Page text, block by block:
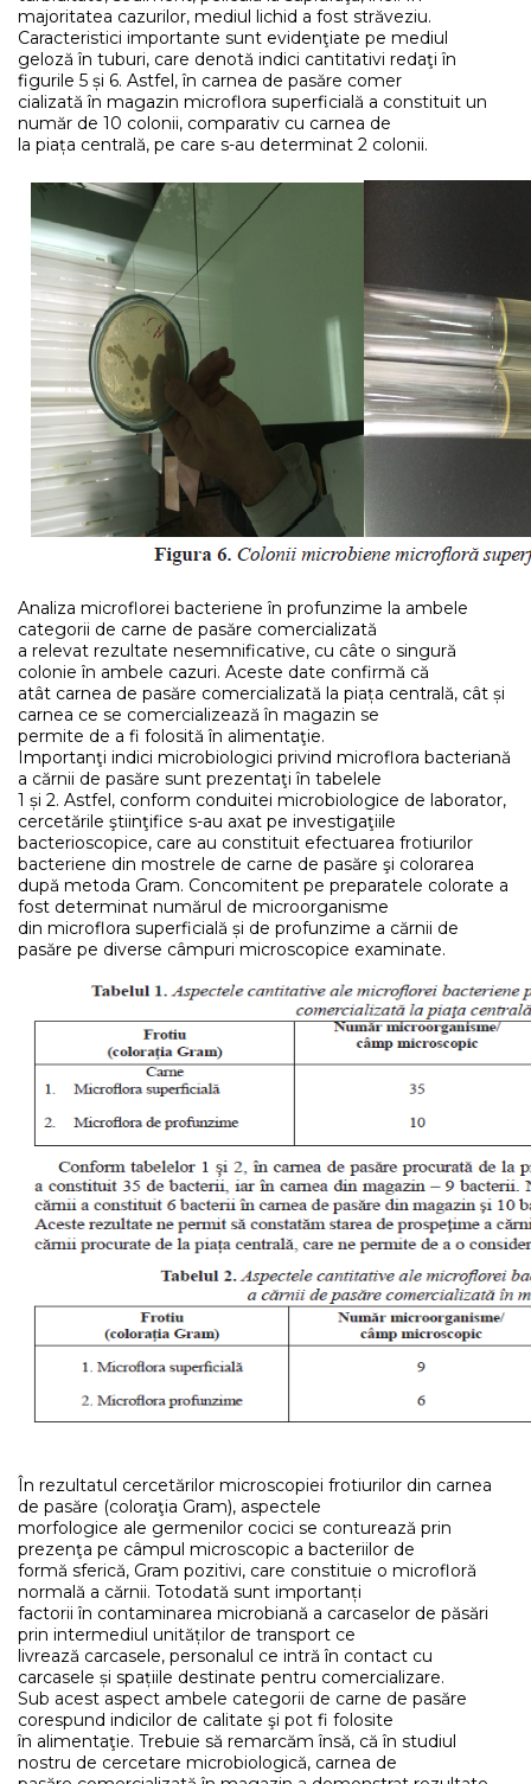
majoritatea cazurilor, mediul lichid a fost străveziu.
Caracteristici importante sunt evidenţiate pe mediul
geloză în tuburi, care denotă indici cantitativi redaţi în
figurile 5 și 6. Astfel, în carnea de pasăre comer
cializată în magazin microflora superficială a constituit un
număr de 10 colonii, comparativ cu carnea de
la piața centrală, pe care s-au determinat 2 colonii.
Analiza microflorei bacteriene în profunzime la ambele
categorii de carne de pasăre comercializată
a relevat rezultate nesemnificative, cu câte o singură
colonie în ambele cazuri. Aceste date confirmă că
atât carnea de pasăre comercializată la piața centrală, cât și
carnea ce se comercializează în magazin se
permite de a fi folosită în alimentaţie.
Importanţi indici microbiologici privind microflora bacteriană
a cărnii de pasăre sunt prezentaţi în tabelele
1 și 2. Astfel, conform conduitei microbiologice de laborator,
cercetările ştiinţifice s-au axat pe investigaţiile
bacterioscopice, care au constituit efectuarea frotiurilor
bacteriene din mostrele de carne de pasăre şi colorarea
după metoda Gram. Concomitent pe preparatele colorate a
fost determinat numărul de microorganisme
din microflora superficială și de profunzime a cărnii de
pasăre pe diverse câmpuri microscopice examinate.
În rezultatul cercetărilor microscopiei frotiurilor din carnea
de pasăre (coloraţia Gram), aspectele
morfologice ale germenilor cocici se conturează prin
prezenţa pe câmpul microscopic a bacteriilor de
formă sferică, Gram pozitivi, care constituie o microfloră
normală a cărnii. Totodată sunt importanți
factorii în contaminarea microbiană a carcaselor de păsări
prin intermediul unităților de transport ce
livrează carcasele, personalul ce intră în contact cu
carcasele și spațiile destinate pentru comercializare.
Sub acest aspect ambele categorii de carne de pasăre
corespund indicilor de calitate şi pot fi folosite
în alimentaţie. Trebuie să remarcăm însă, că în studiul
nostru de cercetare microbiologică, carnea de